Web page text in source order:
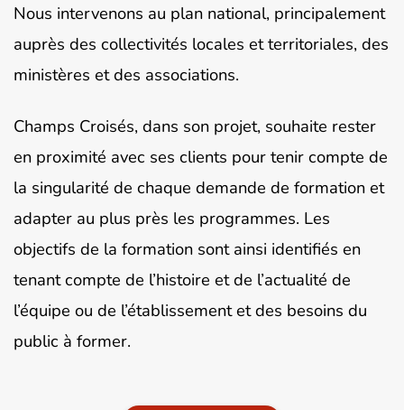
Nous intervenons au plan national, principalement
auprès des collectivités locales et territoriales, des
ministères et des associations.
Champs Croisés, dans son projet, souhaite rester
en proximité avec ses clients pour tenir compte de
la singularité de chaque demande de formation et
adapter au plus près les programmes. Les
objectifs de la formation sont ainsi identifiés en
tenant compte de l’histoire et de l’actualité de
l’équipe ou de l’établissement et des besoins du
public à former.